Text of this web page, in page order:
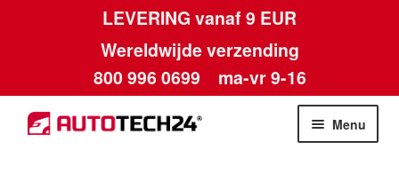
LEVERING vanaf 9 EUR
Wereldwijde verzending
800 996 0699 ma-vr 9-16
Ga
door
Ga
naar
Menu